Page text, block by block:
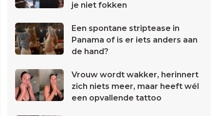
je niet fokken
Een spontane striptease in
Panama of is er iets anders aan
de hand?
Vrouw wordt wakker, herinnert
zich niets meer, maar heeft wél
een opvallende tattoo